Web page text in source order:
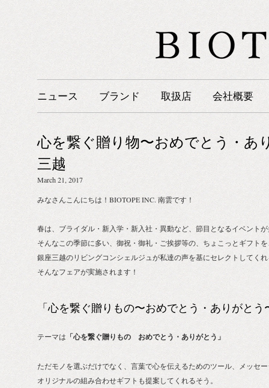
ニュース ブランド 取扱店 会社概要
心を繋ぐ贈り物〜おめでとう・あ
三越
March 21, 2017
みなさんこんにちは！BIOTOPE INC. 南雲です！
春は、ブライダル・新入学・新入社・異動など、節目となるイベント
そんなこの季節に多い、御祝・御礼・ご挨拶等の、ちょこっとギフト
銀座三越のリビングコンシェルジュが私達の声を基にセレクトしてく
そんなフェアが実施されます！
「心を繋ぐ贈りもの〜おめでとう・ありがとう
テーマは 「心を繋ぐ贈りもの おめでとう・ありがとう」
ただモノを選ぶだけでなく、言葉で心を伝えるためのツール、メッセ
オリジナルの組み合わせギフトも提案してくれるそう。